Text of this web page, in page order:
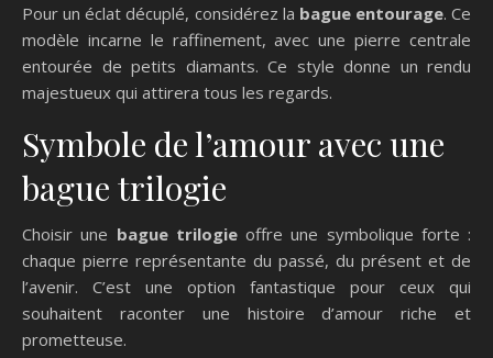
Pour un éclat décuplé, considérez la bague entourage. Ce
modèle incarne le raffinement, avec une pierre centrale
entourée de petits diamants. Ce style donne un rendu
majestueux qui attirera tous les regards.
Symbole de l’amour avec une
bague trilogie
Choisir une bague trilogieoffre une symbolique forte :
chaque pierre représentante du passé, du présent et de
l’avenir. C’est une option fantastique pour ceux qui
souhaitent raconter une histoire d’amour riche et
prometteuse.